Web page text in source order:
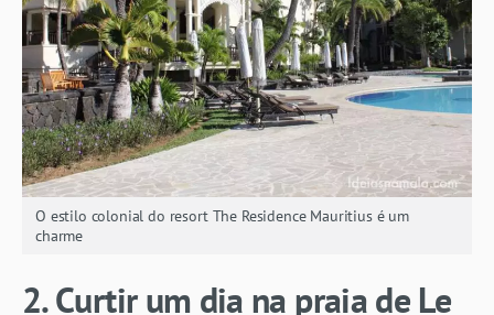
O estilo colonial do resort The Residence Mauritius é um
charme
2. Curtir um dia na praia de Le